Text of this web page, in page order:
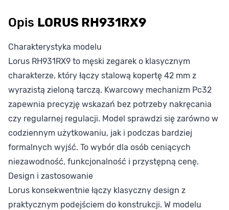
Opis LORUS RH931RX9
Charakterystyka modelu
Lorus RH931RX9 to męski zegarek o klasycznym
charakterze, który łączy stalową kopertę 42 mm z
wyrazistą zieloną tarczą. Kwarcowy mechanizm Pc32
zapewnia precyzję wskazań bez potrzeby nakręcania
czy regularnej regulacji. Model sprawdzi się zarówno w
codziennym użytkowaniu, jak i podczas bardziej
formalnych wyjść. To wybór dla osób ceniących
niezawodność, funkcjonalność i przystępną cenę.
Design i zastosowanie
Lorus konsekwentnie łączy klasyczny design z
praktycznym podejściem do konstrukcji. W modelu